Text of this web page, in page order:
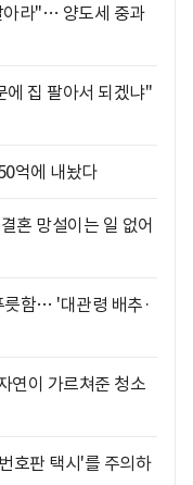
아라"… 양도세 중과
에 집 팔아서 되겠냐"
억에 내놨다
혼 망설이는 일 없어
릇함… '대관령 배추·
연이 가르쳐준 청소
호판 택시'를 주의하